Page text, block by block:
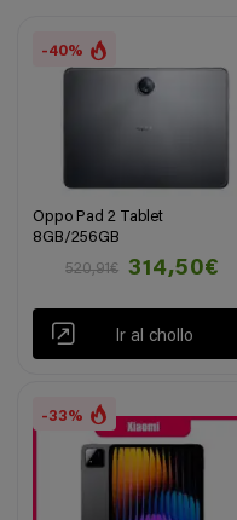
-40%
Oppo Pad 2 Tablet
8GB/256GB
520,91€
314,50€
Ir al chollo
-33%